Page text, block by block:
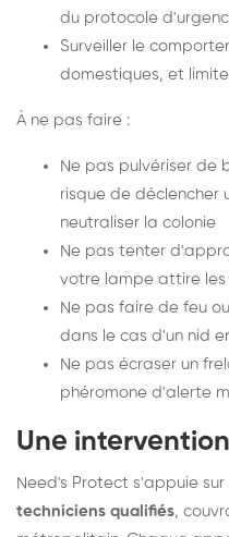
du protocole
Surveiller le
domestiques, et
À ne pas faire :
Ne pas pulvériser de
risque de déclencher
neutraliser la colonie
Ne pas tenter
votre lampe attire les
Ne pas faire de feu
dans le cas d'un nid
Ne pas écraser un
phéromone d'alerte
Une
Need's Protect s'appuie sur
techniciens qualifiés,